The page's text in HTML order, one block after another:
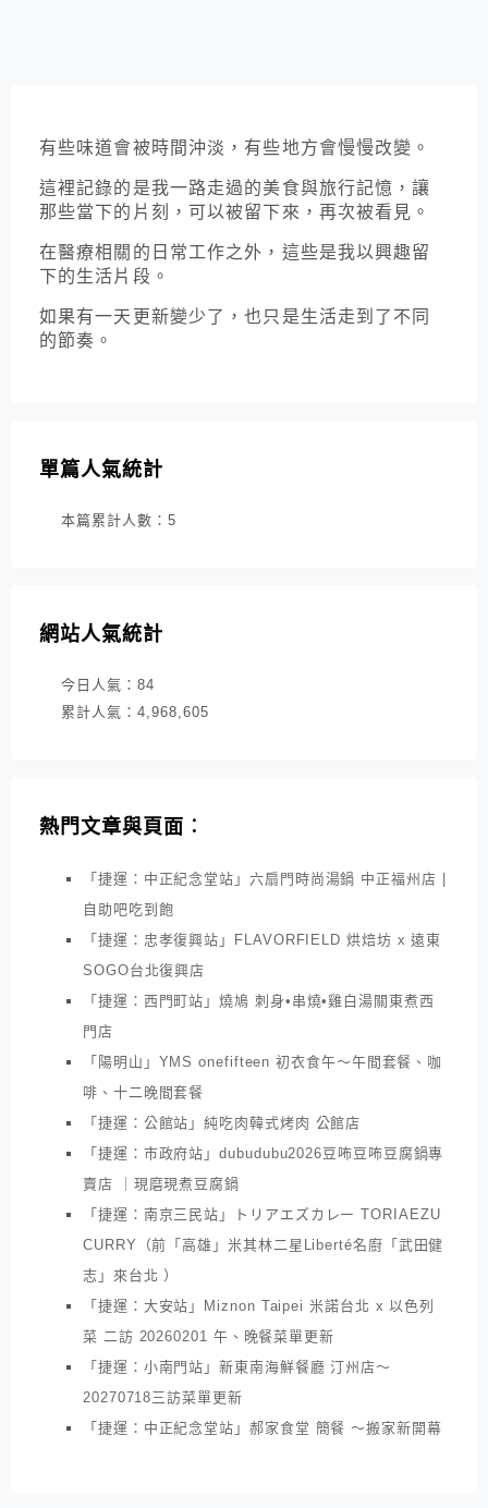
有些味道會被時間沖淡，有些地方會慢慢改變。
這裡記錄的是我一路走過的美食與旅行記憶，讓
那些當下的片刻，可以被留下來，再次被看見。
在醫療相關的日常工作之外，這些是我以興趣留
下的生活片段。
如果有一天更新變少了，也只是生活走到了不同
的節奏。
單篇人氣統計
本篇累計人數： 5
網站人氣統計
今日人氣： 84
累計人氣： 4,968,605
熱門文章與頁面︰
「捷運：中正紀念堂站」六扇門時尚湯鍋 中正福州店 |
自助吧吃到飽
「捷運：忠孝復興站」FLAVORFIELD 烘焙坊 x 遠東
SOGO台北復興店
「捷運：西門町站」燒鳩 刺身•串燒•雞白湯關東煮西
門店
「陽明山」YMS onefifteen 初衣食午～午間套餐、咖
啡、十二晚間套餐
「捷運：公館站」純吃肉韓式烤肉 公館店
「捷運：市政府站」dubudubu2026豆咘豆咘豆腐鍋專
賣店 ｜現磨現煮豆腐鍋
「捷運：南京三民站」トリアエズカレー TORIAEZU
CURRY（前「高雄」米其林二星Liberté名廚「武田健
志」來台北 ）
「捷運：大安站」Miznon Taipei 米諾台北 x 以色列
菜 二訪 20260201 午、晚餐菜單更新
「捷運：小南門站」新東南海鮮餐廳 汀州店～
20270718三訪菜單更新
「捷運：中正紀念堂站」郝家食堂 簡餐 ～搬家新開幕